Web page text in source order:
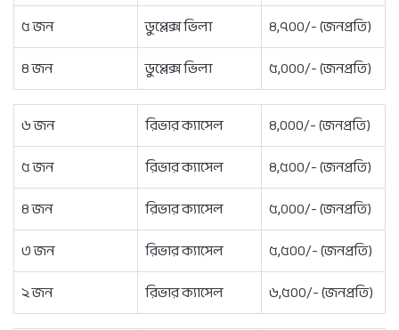
৫ জন
ডুপ্লেক্স ভিলা
৪,৭০০/- (জনপ্রতি)
৪ জন
ডুপ্লেক্স ভিলা ৫,০০০/- (জনপ্রতি)
৬ জন রিভার ক্যাসেল
৪,০০০/- (জনপ্রতি)
৫ জন
রিভার ক্যাসেল
৪,৫০০/- (জনপ্রতি)
৪ জন
রিভার ক্যাসেল
৫,০০০/- (জনপ্রতি)
৩ জন
রিভার ক্যাসেল
৫,৫০০/- (জনপ্রতি)
২ জন
রিভার ক্যাসেল ৬,৫০০/- (জনপ্রতি)